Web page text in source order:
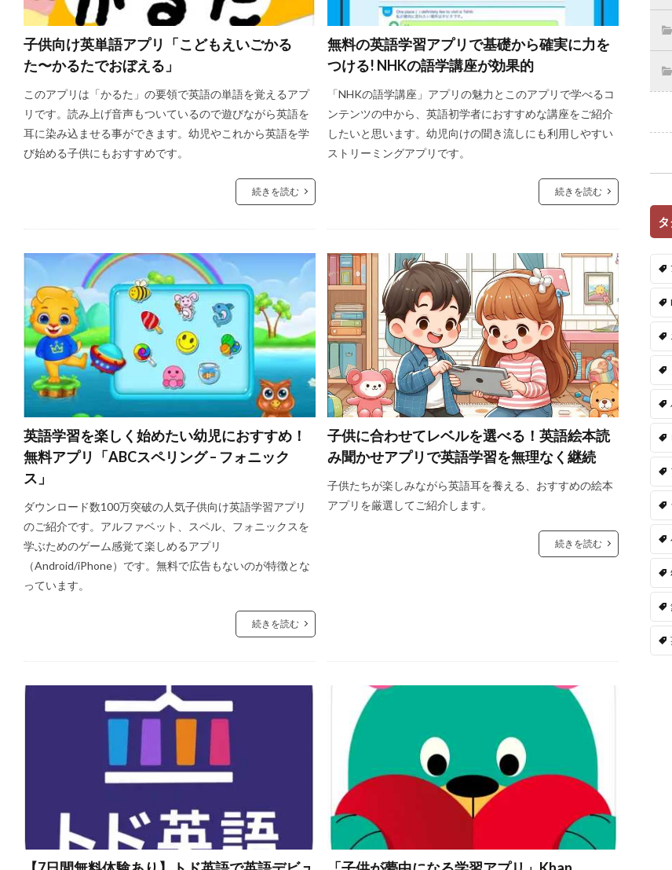
子供向け英単語アプリ「こどもえいごかる
た〜かるたでおぼえる」
このアプリは「かるた」の要領で英語の単語を覚えるアプ
リです。読み上げ音声もついているので遊びながら英語を
耳に染み込ませる事ができます。幼児やこれから英語を学
び始める子供にもおすすめです。
続きを読む
無料の英語学習アプリで基礎から確実に力を
つける! NHKの語学講座が効果的
「NHKの語学講座」アプリの魅力とこのアプリで学べるコ
ンテンツの中から、英語初学者におすすめな講座をご紹介
したいと思います。幼児向けの聞き流しにも利用しやすい
ストリーミングアプリです。
続きを読む
英語学習を楽しく始めたい幼児におすすめ！
無料アプリ「ABCスペリング – フォニック
ス」
ダウンロード数100万突破の人気子供向け英語学習アプリ
のご紹介です。アルファベット、スペル、フォニックスを
学ぶためのゲーム感覚て楽しめるアプリ
（Android/iPhone）です。無料で広告もないのが特徴とな
っています。
続きを読む
子供に合わせてレベルを選べる！英語絵本読
み聞かせアプリで英語学習を無理なく継続
子供たちが楽しみながら英語耳を養える、おすすめの絵本
アプリを厳選してご紹介します。
続きを読む